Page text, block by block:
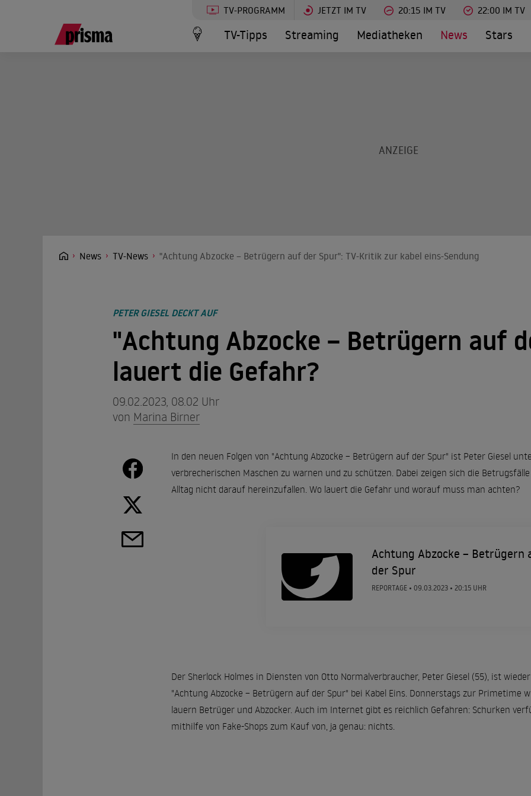
TV-PROGRAMM JETZT IM TV 20:15 IM TV 22:00 IM TV
TV-Tipps Streaming Mediatheken News Stars
News TV-News "Achtung Abzocke – Betrügern auf der Spur": TV-Kritik zur kabel eins-Sendung
PETER GIESEL DECKT AUF
"Achtung Abzocke – Betrügern auf
lauert die Gefahr?
09.02.2023, 08.02 Uhr
von Marina Birner
In den neuen Folgen von "Achtung Abzocke – Betrügern auf der Spur" ist Peter Giesel
verbrecherischen Maschen zu warnen und zu schützen. Dabei zeigen sich die
Alltag nicht darauf hereinzufallen. Wo lauert die Gefahr und worauf muss man achten?
Achtung Abzocke – Betrügern
der Spur
REPORTAGE • 09.03.2023• 20:15 UHR
Der Sherlock Holmes in Diensten von Otto Normalverbraucher, Peter Giesel (55), ist
"Achtung Abzocke – Betrügern auf der Spur" bei Kabel Eins. Donnerstags zur Primetime
lauern Betrüger und Abzocker. Auch im Internet gibt es reichlich Gefahren: Schurken
mithilfe von Fake-Shops zum Kauf von, ja genau: nichts.